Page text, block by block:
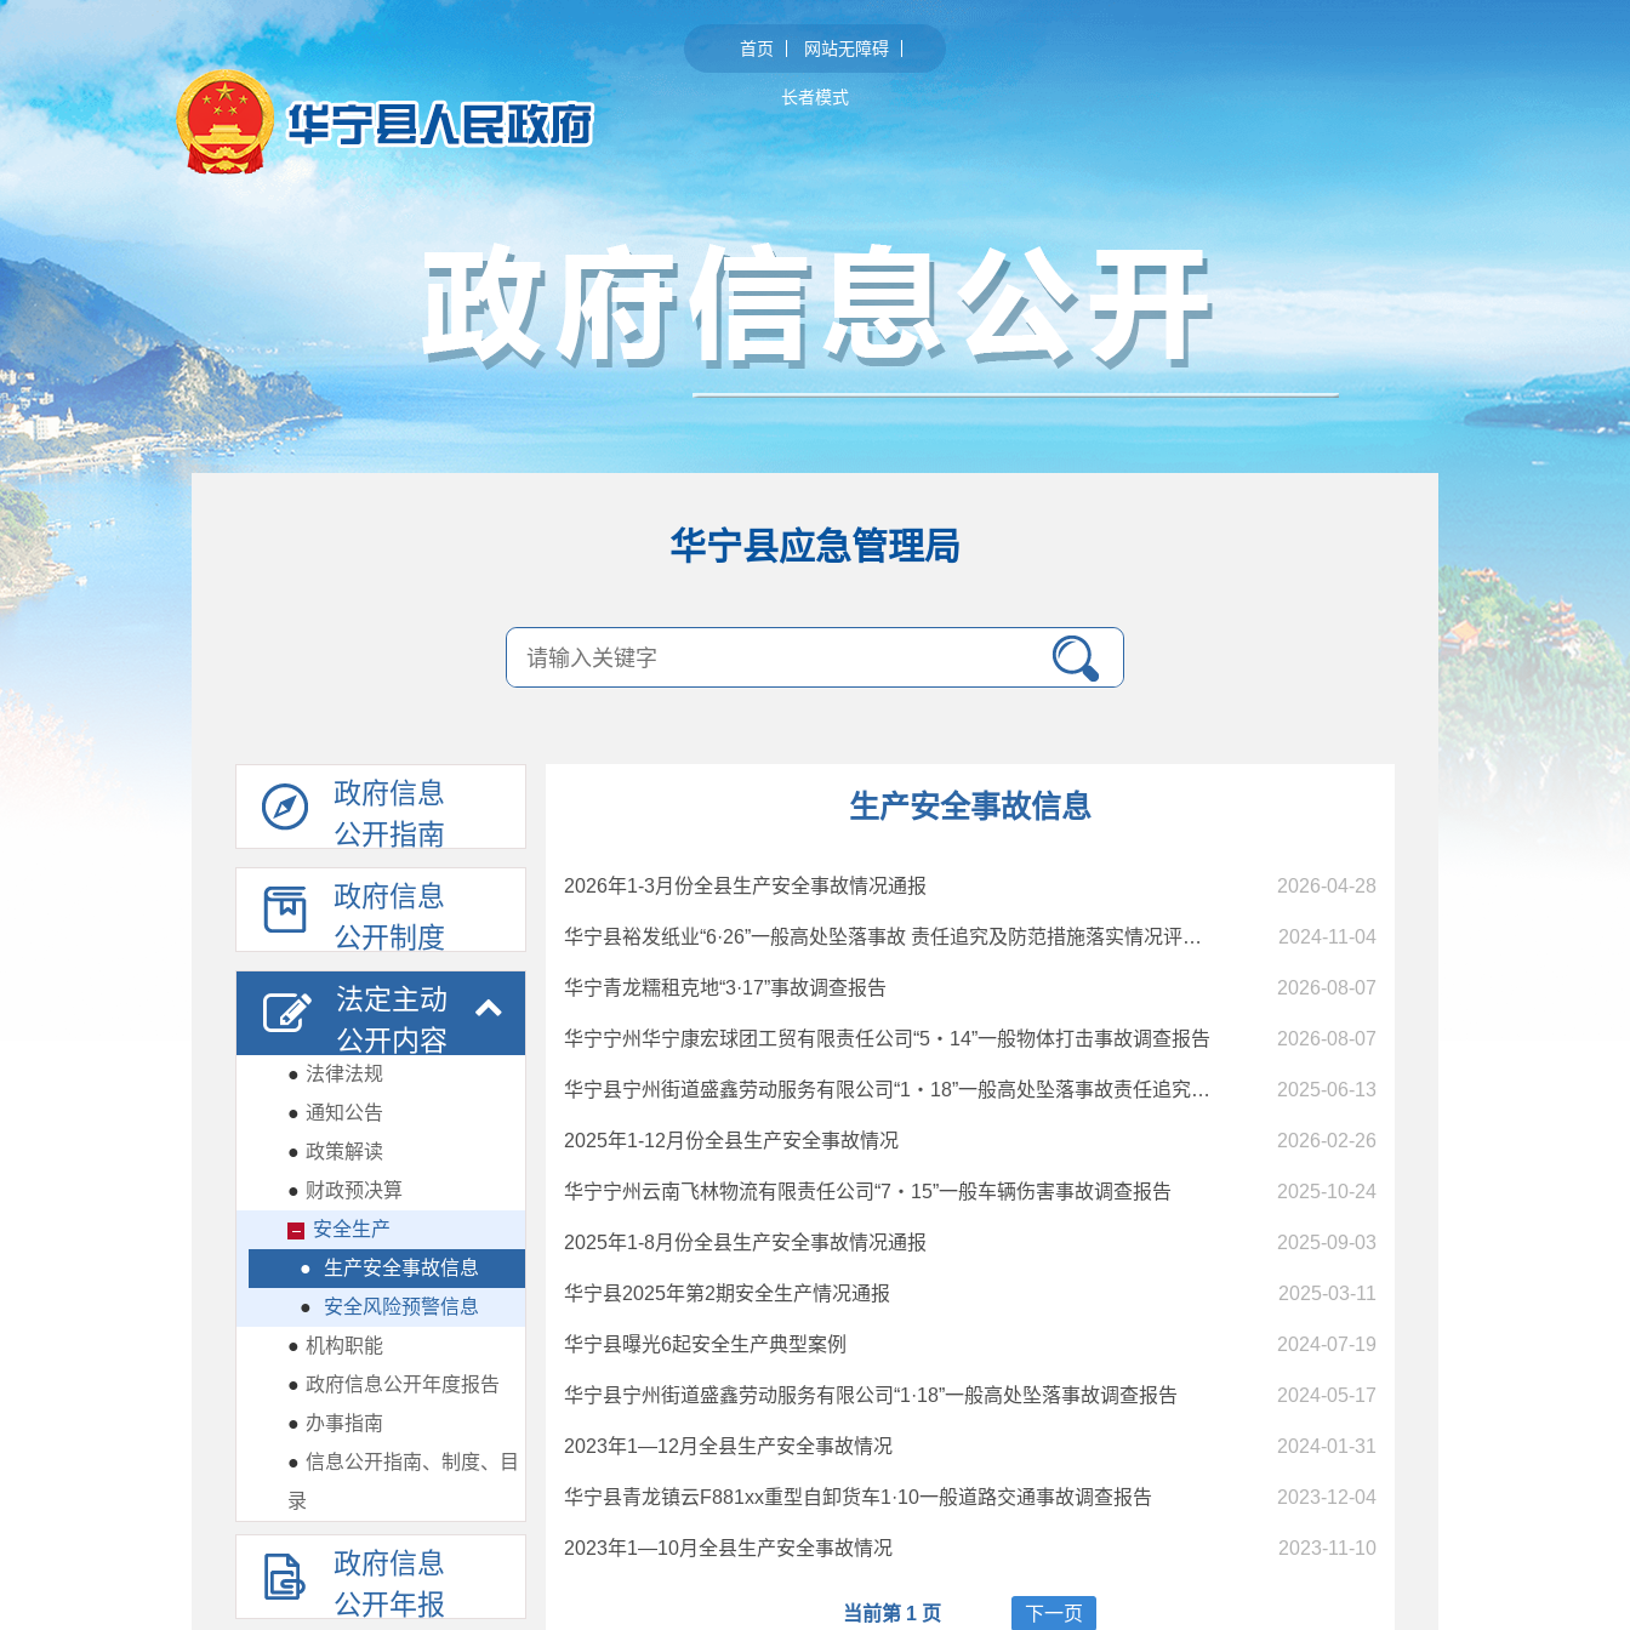
首页 网站无障碍
长者模式
华宁县应急管理局
生产安全事故信息
政府信息
公开指南
政府信息
公开制度
法定主动
公开内容
● 法律法规
● 通知公告
● 政策解读
● 财政预决算
安全生产
●
生产安全事故信息
●
安全风险预警信息
● 机构职能
● 政府信息公开年度报告
● 办事指南
● 信息公开指南、制度、目
录
政府信息
公开年报
2026年1-3月份全县生产安全事故情况通报 2026-04-28
华宁县裕发纸业“6·26”一般高处坠落事故 责任追究及防范措施落实情况评估报告 2024-11-04
华宁青龙糯租克地“3·17”事故调查报告 2026-08-07
华宁宁州华宁康宏球团工贸有限责任公司“5・14”一般物体打击事故调查报告 2026-08-07
华宁县宁州街道盛鑫劳动服务有限公司“1‧18”一般高处坠落事故责任追究和整改措施落实情况评估报告 2025-06-13
2025年1-12月份全县生产安全事故情况 2026-02-26
华宁宁州云南飞林物流有限责任公司“7・15”一般车辆伤害事故调查报告 2025-10-24
2025年1-8月份全县生产安全事故情况通报 2025-09-03
华宁县2025年第2期安全生产情况通报 2025-03-11
华宁县曝光6起安全生产典型案例 2024-07-19
华宁县宁州街道盛鑫劳动服务有限公司“1·18”一般高处坠落事故调查报告 2024-05-17
2023年1—12月全县生产安全事故情况 2024-01-31
华宁县青龙镇云F881xx重型自卸货车1·10一般道路交通事故调查报告 2023-12-04
2023年1—10月全县生产安全事故情况 2023-11-10
当前第 1 页 下一页